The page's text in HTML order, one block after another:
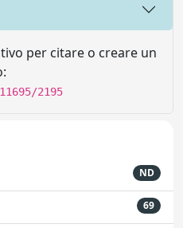
per citare o creare un
2195
ND
69